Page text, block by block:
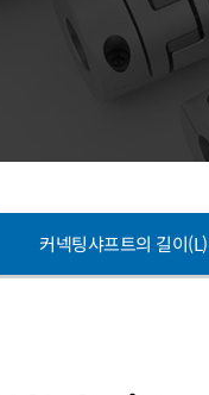
커넥팅샤프트의 길이